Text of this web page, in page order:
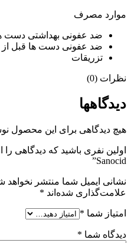
موارد مصرف
ضد عفونی بهداشتی دست
ضد عفونی دست ها قبل
تزریقات
نظرات (0)
دیدگاهها
هیچ دیدگاهی برای این محصول
اولین نفری باشید که دیدگاهی
Sanocid”
نشانی ایمیل شما منتشر نخواهد
علامت‌گذاری شده‌اند *
امتیاز شما *
دیدگاه شما *